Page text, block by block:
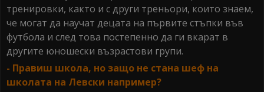
тренировки, както и с други треньори, които знаем,
че могат да научат децата на първите стъпки във
футбола и след това постепенно да ги вкарат в
другите юношески възрастови групи.
- Правиш школа, но защо не стана шеф на
школата на Левски например?